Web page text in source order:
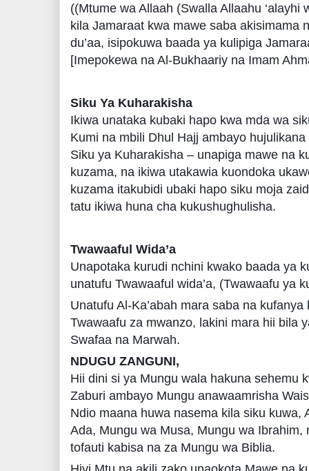
((Mtume wa Allaah (Swalla Allaahu
kila Jamaraat kwa mawe saba akisimama
du’aa, isipokuwa baada ya kulipiga
[Imepokewa na Al-Bukhaariy na Imam
Siku Ya Kuharakisha
Ikiwa unataka kubaki hapo kwa mda wa
Kumi na mbili Dhul Hajj ambayo hujulikana
Siku ya Kuharakisha – unapiga mawe na
kuzama, na ikiwa utakawia kuondoka
kuzama itakubidi ubaki hapo siku moja
tatu ikiwa huna cha kukushughulisha.
Twawaaful Wida’a
Unapotaka kurudi nchini kwako baada ya
unatufu Twawaaful wida’a, (Twawaafu ya
Unatufu Al-Ka’abah mara saba na
Twawaafu za mwanzo, lakini mara hii bila
Swafaa na Marwah.
NDUGU ZANGUNI,
Hii dini si ya Mungu wala hakuna sehemu
Zaburi ambayo Mungu anawaamrisha
Ndio maana huwa nasema kila siku kuwa,
Ada, Mungu wa Musa, Mungu wa Ibrahim,
tofauti kabisa na za Mungu wa Biblia.